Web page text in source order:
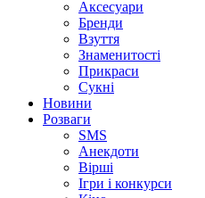
Аксесуари
Бренди
Взуття
Знаменитості
Прикраси
Сукні
Новини
Розваги
SMS
Анекдоти
Вірші
Ігри і конкурси